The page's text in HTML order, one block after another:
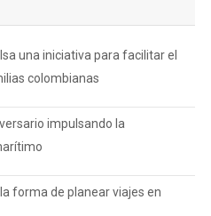
una iniciativa para facilitar el
colombianas
impulsando la
forma de planear viajes en